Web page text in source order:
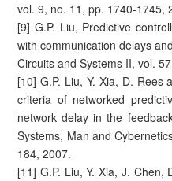
vol. 9, no. 11, pp. 1740-1745,
[9] G.P. Liu, Predictive
with communication delays
Circuits and Systems II, vol.
[10] G.P. Liu, Y. Xia, D. Rees
criteria of networked
network delay in the
Systems, Man and
184, 2007.
[11] G.P. Liu, Y. Xia, J. Chen,